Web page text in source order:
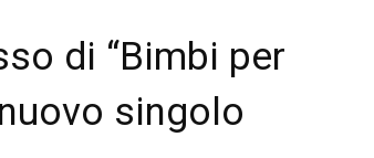
di “Bimbi per
singolo